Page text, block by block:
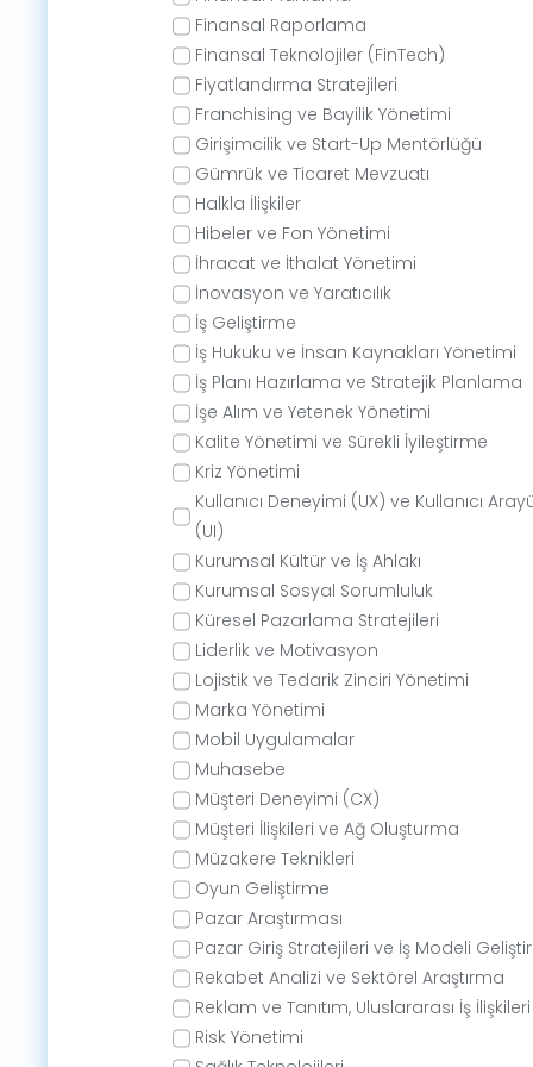
Finansal Raporlama
Finansal Teknolojiler (FinTech)
Fiyatlandırma Stratejileri
Franchising ve Bayilik Yönetimi
Girişimcilik ve Start-Up Mentörlüğü
Gümrük ve Ticaret Mevzuatı
Halkla İlişkiler
Hibeler ve Fon Yönetimi
İhracat ve İthalat Yönetimi
İnovasyon ve Yaratıcılık
İş Geliştirme
İş Hukuku ve İnsan Kaynakları Yönetimi
İş Planı Hazırlama ve Stratejik Planlama
İşe Alım ve Yetenek Yönetimi
Kalite Yönetimi ve Sürekli İyileştirme
Kriz Yönetimi
Kullanıcı Deneyimi (UX) ve Kullanıcı
(UI)
Kurumsal Kültür ve İş Ahlakı
Kurumsal Sosyal Sorumluluk
Küresel Pazarlama Stratejileri
Liderlik ve Motivasyon
Lojistik ve Tedarik Zinciri Yönetimi
Marka Yönetimi
Mobil Uygulamalar
Muhasebe
Müşteri Deneyimi (CX)
Müşteri İlişkileri ve Ağ Oluşturma
Müzakere Teknikleri
Oyun Geliştirme
Pazar Araştırması
Pazar Giriş Stratejileri ve İş Modeli
Rekabet Analizi ve Sektörel Araştırma
Reklam ve Tanıtım, Uluslararası İş İlişkileri
Risk Yönetimi